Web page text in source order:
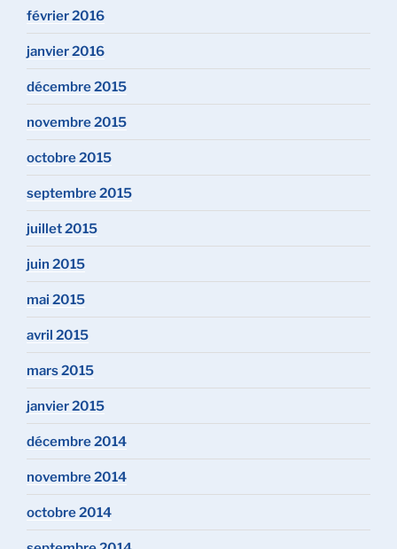
février 2016
janvier 2016
décembre 2015
novembre 2015
octobre 2015
septembre 2015
juillet 2015
juin 2015
mai 2015
avril 2015
mars 2015
janvier 2015
décembre 2014
novembre 2014
octobre 2014